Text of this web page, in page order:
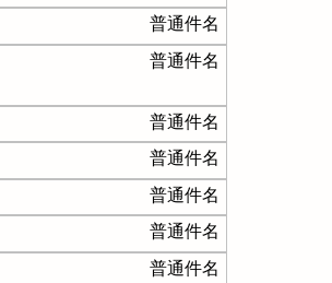
普通件名
普通件名
普通件名
普通件名
普通件名
普通件名
普通件名